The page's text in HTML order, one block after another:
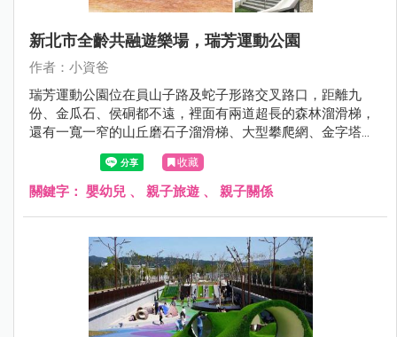
新北市全齡共融遊樂場，瑞芳運動公園
作者：小資爸
瑞芳運動公園位在員山子路及蛇子形路交叉路口，距離九
份、金瓜石、侯硐都不遠，裡面有兩道超長的森林溜滑梯，
還有一寬一窄的山丘磨石子溜滑梯、大型攀爬網、金字塔攀
爬架、多功能攀爬組、旋轉杯、多人旋轉盤、沙坑、鳥巢鞦
韆跟一般鞦韆，設施超級豐富，是親子踏青的好選擇。
收藏
關鍵字： 嬰幼兒 、 親子旅遊 、 親子關係